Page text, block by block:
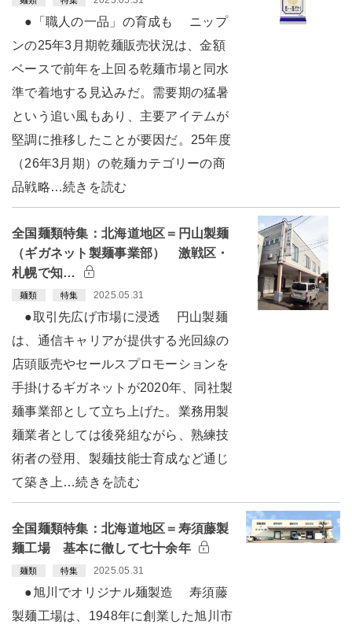
●「職人の一品」の育成も ニップ
ンの25年3月期乾麺販売状況は、金額
ベースで前年を上回る乾麺市場と同水
準で着地する見込みだ。需要期の猛暑
という追い風もあり、主要アイテムが
堅調に推移したことが要因だ。25年度
（26年3月期）の乾麺カテゴリーの商
品戦略…続きを読む
全国麺類特集：北海道地区＝円山製麺
（ギガネット製麺事業部） 激戦区・
札幌で知…
麺類 特集 2025.05.31
●取引先広げ市場に浸透 円山製麺
は、通信キャリアが提供する光回線の
店頭販売やセールスプロモーションを
手掛けるギガネットが2020年、同社製
麺事業部として立ち上げた。業務用製
麺業者としては後発組ながら、熟練技
術者の登用、製麺技能士育成など通じ
て築き上…続きを読む
全国麺類特集：北海道地区＝寿須藤製
麺工場 基本に徹して七十余年
麺類 特集 2025.05.31
●旭川でオリジナル麺製造 寿須藤
製麺工場は、1948年に創業した旭川市